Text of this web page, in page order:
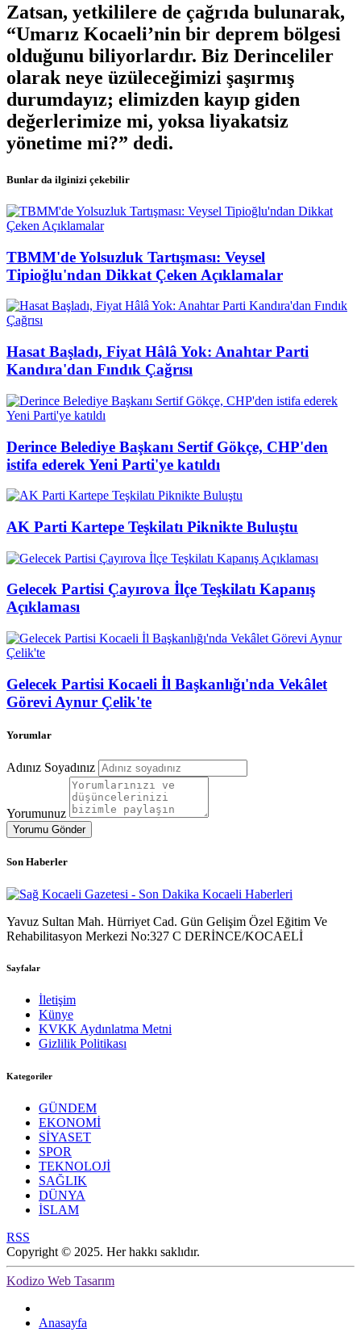
Zatsan, yetkililere de çağrıda bulunarak,
“Umarız Kocaeli’nin bir deprem bölgesi
olduğunu biliyorlardır. Biz Derinceliler
olarak neye üzüleceğimizi şaşırmış
durumdayız; elimizden kayıp giden
değerlerimize mi, yoksa liyakatsiz
yönetime mi?” dedi.
Bunlar da ilginizi çekebilir
TBMM'de Yolsuzluk Tartışması: Veysel
Tipioğlu'ndan Dikkat Çeken Açıklamalar
Hasat Başladı, Fiyat Hâlâ Yok: Anahtar Parti
Kandıra'dan Fındık Çağrısı
Derince Belediye Başkanı Sertif Gökçe, CHP'den
istifa ederek Yeni Parti'ye katıldı
AK Parti Kartepe Teşkilatı Piknikte Buluştu
Gelecek Partisi Çayırova İlçe Teşkilatı Kapanış
Açıklaması
Gelecek Partisi Kocaeli İl Başkanlığı'nda Vekâlet
Görevi Aynur Çelik'te
Yorumlar
Adınız Soyadınız
Yorumunuz
Yorumu Gönder
Son Haberler
Yavuz Sultan Mah. Hürriyet Cad. Gün Gelişim Özel Eğitim Ve
Rehabilitasyon Merkezi No:327 C DERİNCE/KOCAELİ
Sayfalar
İletişim
Künye
KVKK Aydınlatma Metni
Gizlilik Politikası
Kategoriler
GÜNDEM
EKONOMİ
SİYASET
SPOR
TEKNOLOJİ
SAĞLIK
DÜNYA
İSLAM
RSS
Copyright © 2025. Her hakkı saklıdır.
Kodizo Web Tasarım
Anasayfa